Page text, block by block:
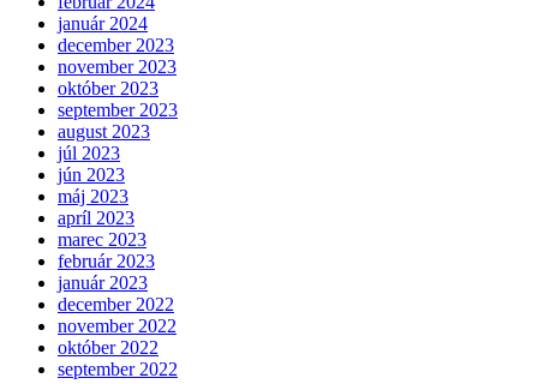
január 2024
december 2023
november 2023
október 2023
september 2023
august 2023
júl 2023
jún 2023
máj 2023
apríl 2023
marec 2023
február 2023
január 2023
december 2022
november 2022
október 2022
september 2022